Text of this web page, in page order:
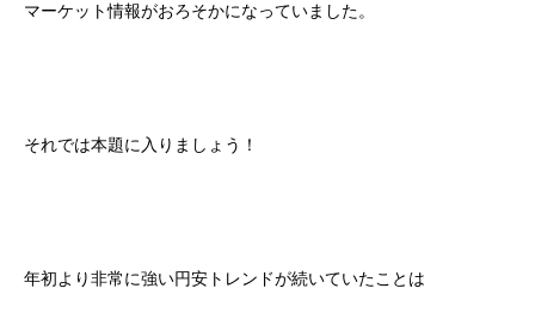
マーケット情報がおろそかになっていました。
それでは本題に入りましょう！
年初より非常に強い円安トレンドが続いていたことは